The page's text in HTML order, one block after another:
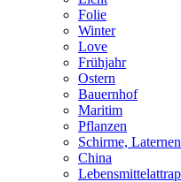
Folie
Winter
Love
Frühjahr
Ostern
Bauernhof
Maritim
Pflanzen
Schirme, Laternen
China